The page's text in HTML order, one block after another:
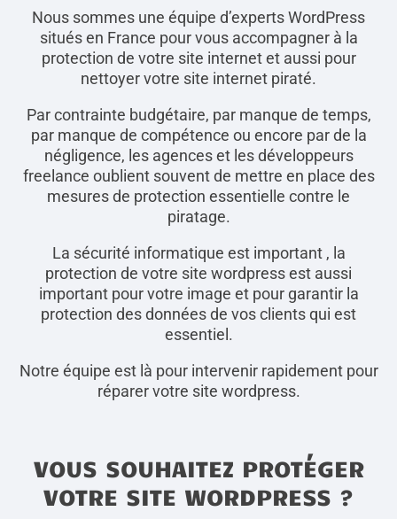
Nous sommes une équipe d’experts WordPress
situés en France pour vous accompagner à la
protection de votre site internet et aussi pour
nettoyer votre site internet piraté.
Par contrainte budgétaire, par manque de temps,
par manque de compétence ou encore par de la
négligence, les agences et les développeurs
freelance oublient souvent de mettre en place des
mesures de protection essentielle contre le
piratage.
La sécurité informatique est important , la
protection de votre site wordpress est aussi
important pour votre image et pour garantir la
protection des données de vos clients qui est
essentiel.
Notre équipe est là pour intervenir rapidement pour
réparer votre site wordpress.
VOUS SOUHAITEZ PROTÉGER
VOTRE SITE WORDPRESS ?